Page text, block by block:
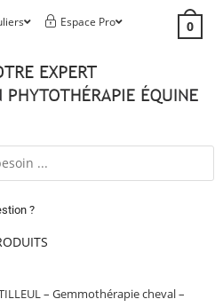
Espace Pro 0
?
– Gemmothérapie cheval –